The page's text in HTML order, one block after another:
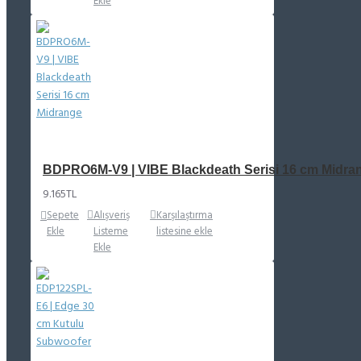
BDPRO6M-V9 | VIBE Blackdeath Serisi 16 cm
9.165TL
Sepete
Ekle
Alışveriş
Listeme
Ekle
Karşılaştırma
listesine ekle